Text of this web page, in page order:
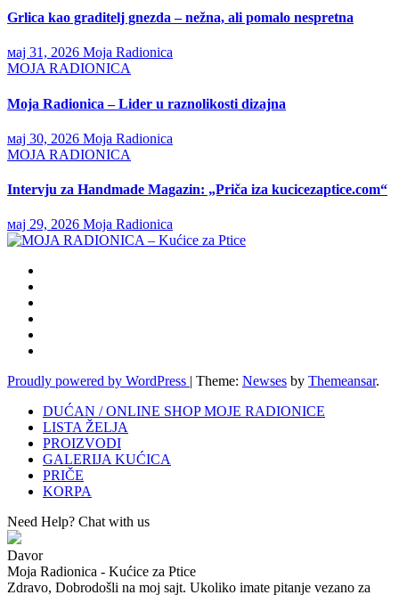
Grlica kao graditelj gnezda – nežna, ali pomalo nespretna
мај 31, 2026 Moja Radionica
MOJA RADIONICA
Moja Radionica – Lider u raznolikosti dizajna
мај 30, 2026 Moja Radionica
MOJA RADIONICA
Intervju za Handmade Magazin: „Priča iza kucicezaptice.com“
мај 29, 2026 Moja Radionica
Proudly powered by WordPress | Theme: Newses by Themeansar.
DUĆAN / ONLINE SHOP MOJE RADIONICE
LISTA ŽELJA
PROIZVODI
GALERIJA KUĆICA
PRIČE
KORPA
Need Help? Chat with us
Davor
Moja Radionica - Kućice za Ptice
Zdravo, Dobrodošli na moj sajt. Ukoliko imate pitanje vezano za